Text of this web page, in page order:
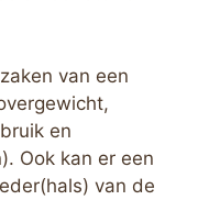
van een
en
Ook kan er een
van de